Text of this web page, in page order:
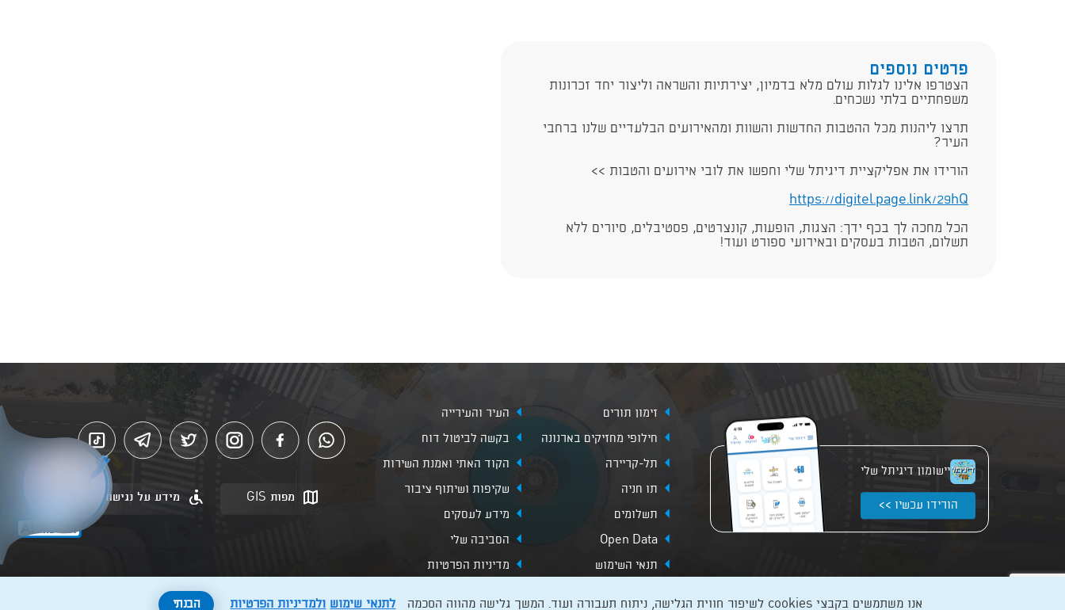
פרטים נוספים
הצטרפו אלינו לגלות עולם מלא בדמיון, יצירתיות והשראה וליצור יחד זכרונות
משפחתיים בלתי נשכחים.
​תרצו ליהנות מכל ההטבות החדשות והשוות ומהאירועים הבלעדיים שלנו ברחבי
העיר?
הורידו את אפליקציית דיגיתל שלי וחפשו את לובי אירועים והטבות >>
https://digitel.page.link/29hQ​
הכל מחכה לך בכף ידך: הצגות, הופעות, קונצרטים, פסטיבלים, סיורים ללא
תשלום, הטבות בעסקים ובאירועי ספורט ועוד!
יישומון דיגיתל שלי
הורידו עכשיו >>
זימון תורים
העיר והעירייה
חילופי מחזיקים בארנונה
בקשה לביטול דוח
תל-קריירה הקוד האתי ואמנת השירות
תו חניה
שקיפות ושיתוף ציבור
תשלומים
מידע לעסקים
Open Data
הסביבה שלי
תנאי השימוש מדיניות הפרטיות
מפות GIS מידע על נגישות
כל הזכויות שמורות לעיריית תל-אביב-יפו, אבן גבירול 69, טלפון: 3013* מהנייד. האתר מספק מידע כללי בלבד. Created by: Layer. Digital studio אנו משתמשים בקבצי cookies לשיפור חווית הגלישה, ניתוח תעבורה ועוד. המשך גלישה מהווה הסכמה לתנאי שימוש ולמדיניות הפרטיות הבנתי